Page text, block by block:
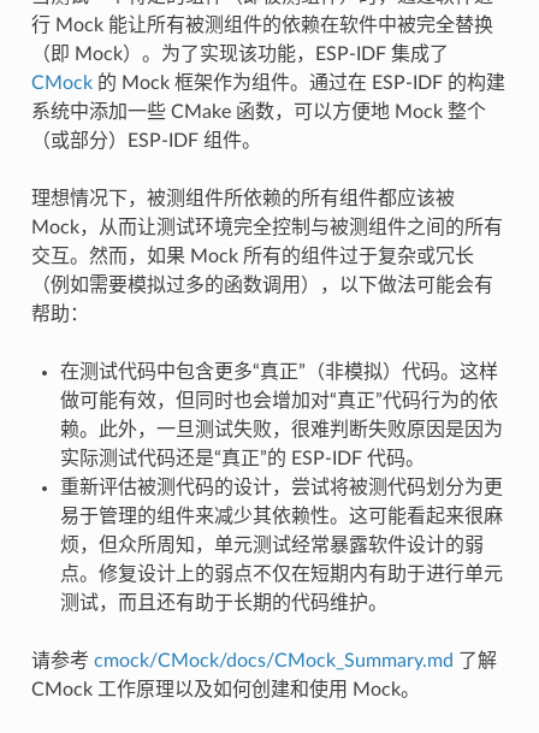
行 Mock 能让所有被测组件的依赖在软件中被完全替换
（即 Mock）。为了实现该功能，ESP-IDF 集成了
CMock的 Mock 框架作为组件。通过在 ESP-IDF 的构建
系统中添加一些 CMake 函数，可以方便地 Mock 整个
（或部分）ESP-IDF 组件。
理想情况下，被测组件所依赖的所有组件都应该被
Mock，从而让测试环境完全控制与被测组件之间的所有
交互。然而，如果 Mock 所有的组件过于复杂或冗长
（例如需要模拟过多的函数调用），以下做法可能会有
帮助：
在测试代码中包含更多“真正”（非模拟）代码。这样
做可能有效，但同时也会增加对“真正”代码行为的依
赖。此外，一旦测试失败，很难判断失败原因是因为
实际测试代码还是“真正”的 ESP-IDF 代码。
重新评估被测代码的设计，尝试将被测代码划分为更
易于管理的组件来减少其依赖性。这可能看起来很麻
烦，但众所周知，单元测试经常暴露软件设计的弱
点。修复设计上的弱点不仅在短期内有助于进行单元
测试，而且还有助于长期的代码维护。
请参考 cmock/CMock/docs/CMock_Summary.md
了解
CMock 工作原理以及如何创建和使用 Mock。